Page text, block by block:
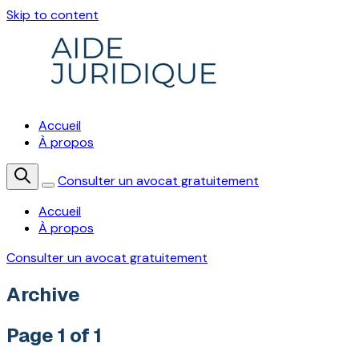
Skip to content
Accueil
À propos
Consulter un avocat gratuitement
Accueil
À propos
Consulter un avocat gratuitement
Archive
Page 1 of 1